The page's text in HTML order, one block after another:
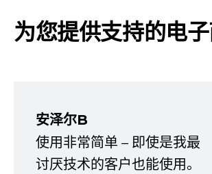
为您提供支持的电
安泽尔B
使用非常简单 – 即使是我最
讨厌技术的客户也能使用。